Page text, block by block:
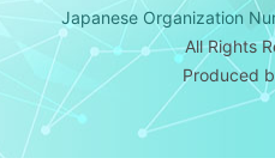
Japanese Organization
All Rights
Produced